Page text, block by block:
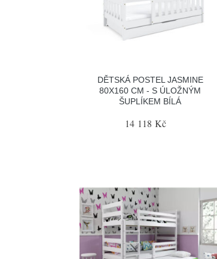
DĚTSKÁ POSTEL JASMINE
80X160 CM - S ÚLOŽNÝM
ŠUPLÍKEM BÍLÁ
14 118 Kč